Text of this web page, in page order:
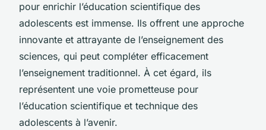
pour enrichir l’éducation scientifique des
adolescents est immense. Ils offrent une approche
innovante et attrayante de l’enseignement des
sciences, qui peut compléter efficacement
l’enseignement traditionnel. À cet égard, ils
représentent une voie prometteuse pour
l’éducation scientifique et technique des
adolescents à l’avenir.